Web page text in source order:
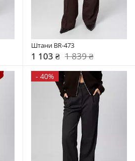
Штани BR-473
1 103 ₴ 1 839 ₴
- 40%